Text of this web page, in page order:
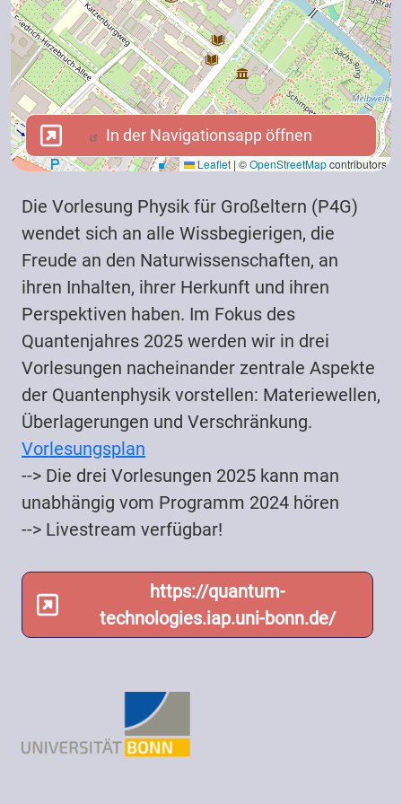
Leaflet | ©OpenStreetMapcontributors
In der Navigationsapp öffnen
In der Navigationsapp öffnen
Die Vorlesung Physik für Großeltern (P4G)
wendet sich an alle Wissbegierigen, die
Freude an den Naturwissenschaften, an
ihren Inhalten, ihrer Herkunft und ihren
Perspektiven haben. Im Fokus des
Quantenjahres 2025 werden wir in drei
Vorlesungen nacheinander zentrale Aspekte
der Quantenphysik vorstellen: Materiewellen,
Überlagerungen und Verschränkung.
Vorlesungsplan
--> Die drei Vorlesungen 2025 kann man
unabhängig vom Programm 2024 hören
--> Livestream verfügbar!
https://quantum-
technologies.iap.uni-bonn.de/